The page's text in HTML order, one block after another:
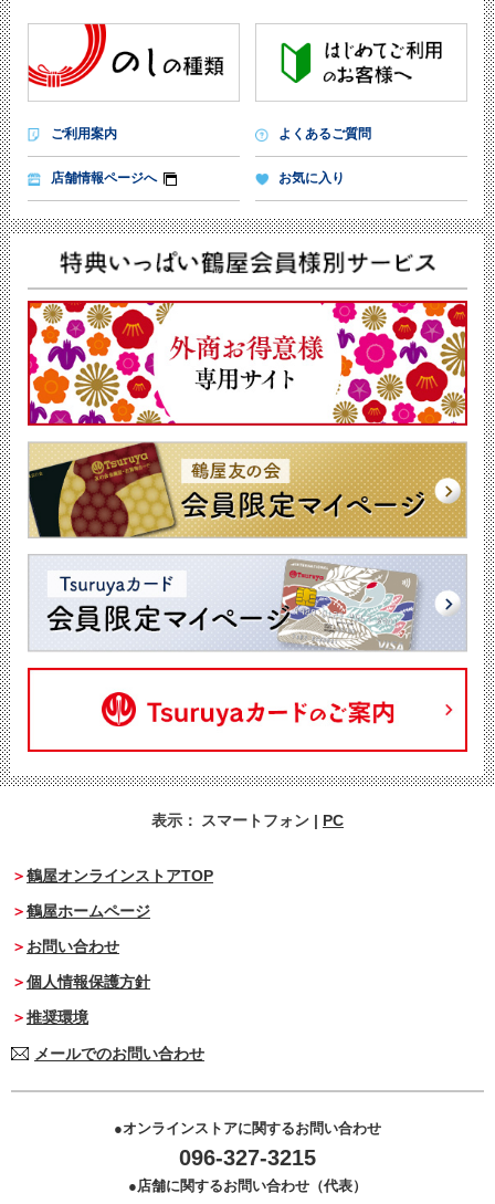
ご利用案内 よくあるご質問
店舗情報ページへ お気に入り
表示： スマートフォン | PC
鶴屋オンラインストアTOP
鶴屋ホームページ
お問い合わせ
個人情報保護方針
推奨環境
メールでのお問い合わせ
オンラインストアに関するお問い合わせ
096-327-3215
店舗に関するお問い合わせ（代表）